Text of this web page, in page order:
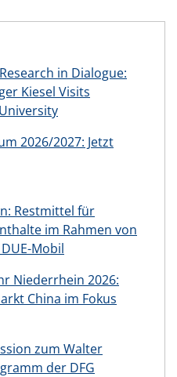
in Dialogue:
Kiesel Visits
2026/2027: Jetzt
Restmittel für
im Rahmen von
Mobil
Niederrhein 2026:
China im Fokus
zum Walter
der DFG